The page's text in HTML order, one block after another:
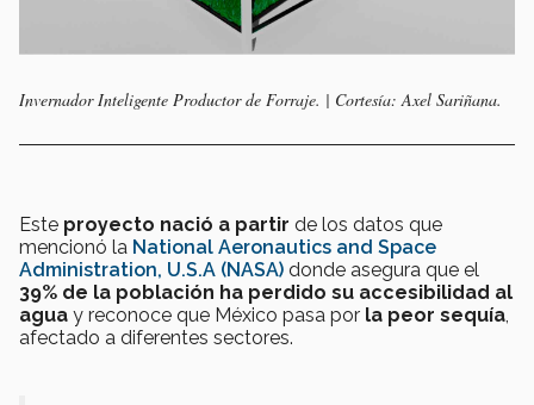
Invernador Inteligente Productor de Forraje. | Cortesía: Axel Sariñana.
Este proyecto nació a partir de los datos que
mencionó la National Aeronautics and Space
Administration, U.S.A (NASA) donde asegura que el
39% de la población ha perdido su accesibilidad al
agua y reconoce que México pasa por la peor sequía
afectado a diferentes sectores.